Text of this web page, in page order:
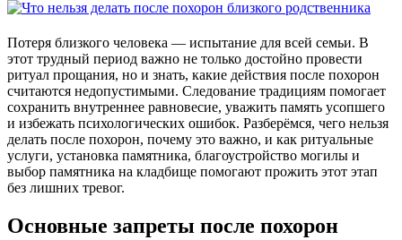
Потеря близкого человека — испытание для всей семьи. В
этот трудный период важно не только достойно провести
ритуал прощания, но и знать, какие действия после похорон
считаются недопустимыми. Следование традициям помогает
сохранить внутреннее равновесие, уважить память усопшего
и избежать психологических ошибок. Разберёмся, чего нельзя
делать после похорон, почему это важно, и как ритуальные
услуги, установка памятника, благоустройство могилы и
выбор памятника на кладбище помогают прожить этот этап
без лишних тревог.
Основные запреты после похорон